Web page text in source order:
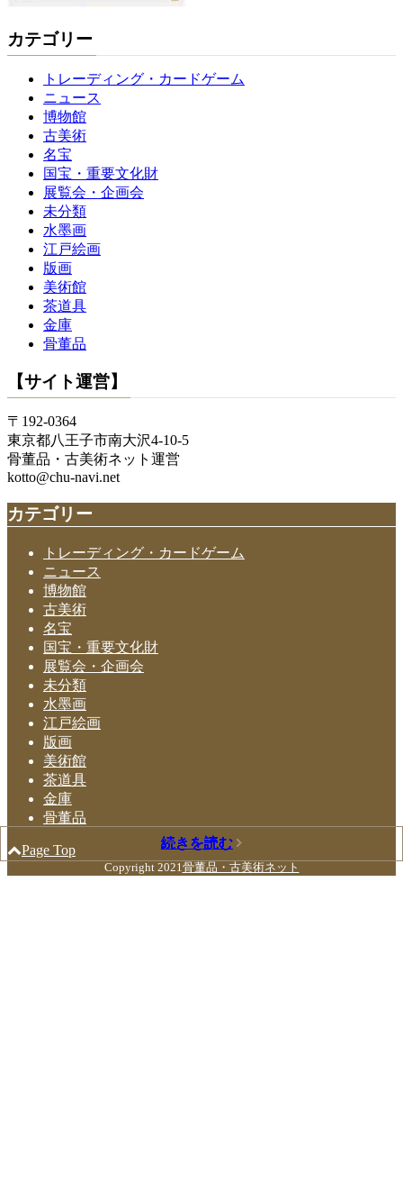
続きを読む
続きを読む
続きを読む
続きを読む
続きを読む
続きを読む
続きを読む
続きを読む
続きを読む
続きを読む
カテゴリー
トレーディング・カードゲーム
ニュース
博物館
古美術
名宝
国宝・重要文化財
展覧会・企画会
未分類
水墨画
江戸絵画
版画
美術館
茶道具
金庫
骨董品
【サイト運営】
〒192-0364
東京都八王子市南大沢4-10-5
骨董品・古美術ネット運営
kotto@chu-navi.net
カテゴリー
トレーディング・カードゲーム
ニュース
博物館
古美術
名宝
国宝・重要文化財
展覧会・企画会
未分類
水墨画
江戸絵画
版画
美術館
茶道具
金庫
骨董品
Page Top
Copyright 2021 骨董品・古美術ネット